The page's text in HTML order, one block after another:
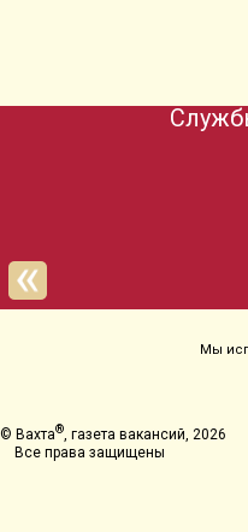
Мы
© Вахта® , газета вакансий, 2026
Все права защищены